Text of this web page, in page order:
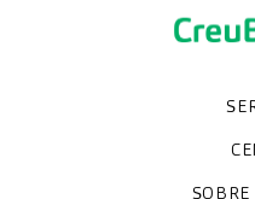
Chequeos y
Unidades
SOBRE